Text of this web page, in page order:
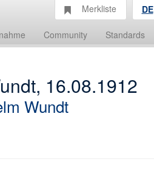
Community Standards
Merkliste DE
16.08.1912
Wundt